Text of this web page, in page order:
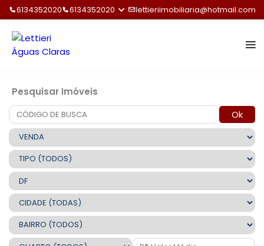
6134352020 6134352020 lettieriimobiliaria@hotmail.com
Pesquisar Imóveis
Ok